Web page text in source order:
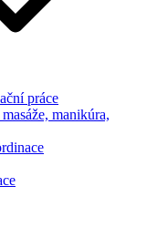
práce
manikúra,